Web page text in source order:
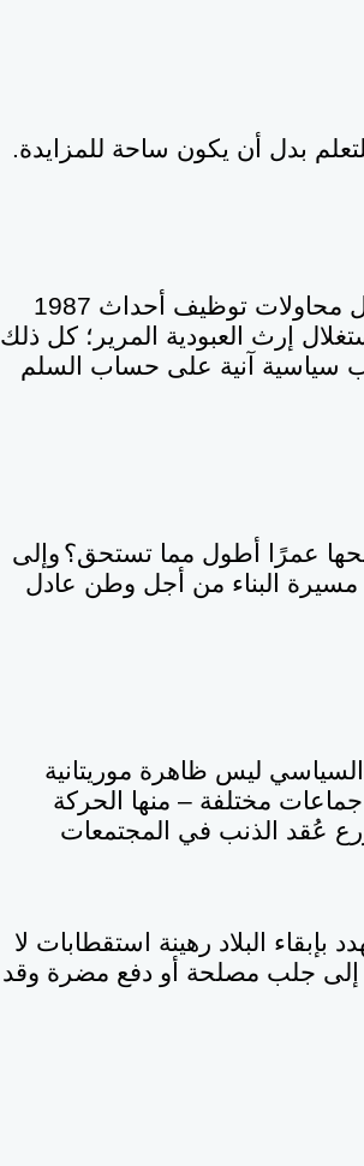
بدل أن يكون ساحة للمزايدة.
ومع ذلك، وفي تأبيد لمشهد الشحن والتوتر، تتواصل محاولات توظيف أحداث 1987
إرث العبودية المرير؛ كل ذلك
آنية على حساب السلم
عمرًا أطول مما تستحق؟ وإلى
البناء من أجل وطن عادل
السياسي ليس ظاهرة موريتانية
مختلفة – منها الحركة
عُقد الذنب في المجتمعات
بإبقاء البلاد رهينة استقطابات لا
إلى جلب مصلحة أو دفع مضرة وقد